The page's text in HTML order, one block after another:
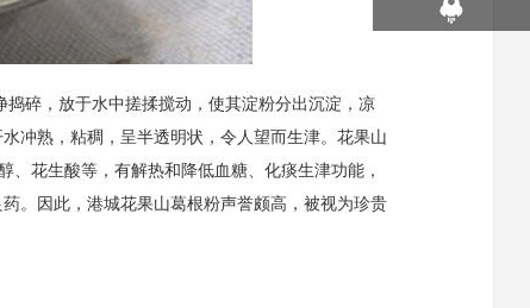
碎，放于水中搓揉搅动，使其淀粉分出沉淀，凉
冲熟，粘稠，呈半透明状，令人望而生津。花果山
花生酸等，有解热和降低血糖、化痰生津功能，
。因此，港城花果山葛根粉声誉颇高，被视为珍贵